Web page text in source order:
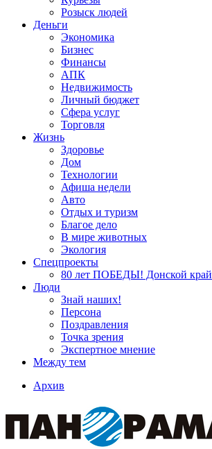
Розыск людей
Деньги
Экономика
Бизнес
Финансы
АПК
Недвижимость
Личный бюджет
Сфера услуг
Торговля
Жизнь
Здоровье
Дом
Технологии
Афиша недели
Авто
Отдых и туризм
Благое дело
В мире животных
Экология
Спецпроекты
80 лет ПОБЕДЫ! Донской край
Люди
Знай наших!
Персона
Поздравления
Точка зрения
Экспертное мнение
Между тем
Архив